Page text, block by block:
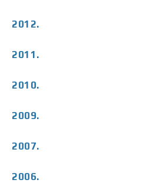
2012.
2011.
2010.
2009.
2007.
2006.